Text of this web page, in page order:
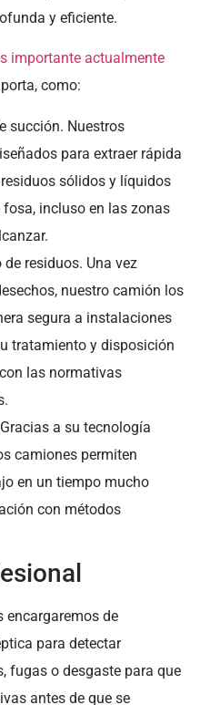
y eficiente.
importante actualmente
como:
succión. Nuestros
para extraer rápida
sólidos y líquidos
incluso en las zonas
residuos. Una vez
nuestro camión los
segura a instalaciones
tratamiento y disposición
las normativas
a su tecnología
camiones permiten
en un tiempo mucho
con métodos
encargaremos de
para detectar
fugas o desgaste para que
antes de que se